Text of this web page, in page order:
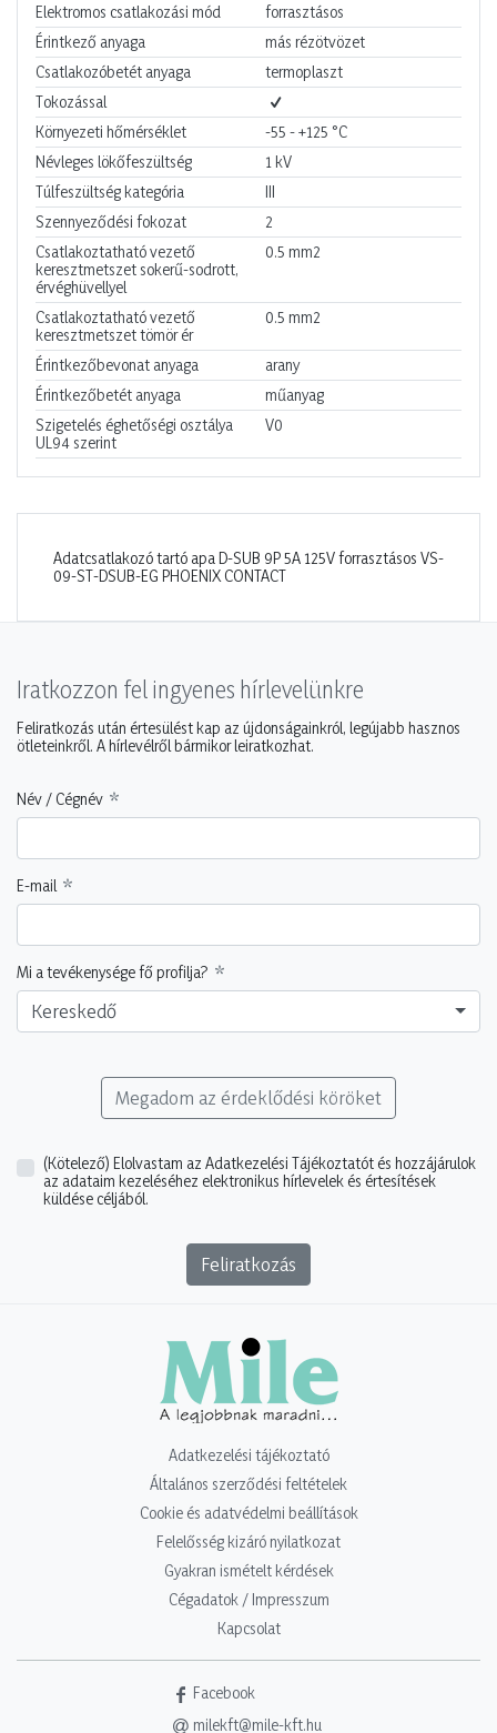
Elektromos csatlakozási mód
forrasztásos
Érintkező anyaga
más rézötvözet
Csatlakozóbetét anyaga
termoplaszt
Tokozással
Környezeti hőmérséklet
-55 - +125 °C
Névleges lökőfeszültség
1 kV
Túlfeszültség kategória
III
Szennyeződési fokozat
2
Csatlakoztatható vezető
keresztmetszet sokerű-sodrott,
érvéghüvellyel
0.5 mm2
Csatlakoztatható vezető
keresztmetszet tömör ér
0.5 mm2
Érintkezőbevonat anyaga
arany
Érintkezőbetét anyaga
műanyag
Szigetelés éghetőségi osztálya
UL94 szerint
V0
Adatcsatlakozó tartó apa D-SUB 9P 5A 125V forrasztásos VS-
09-ST-DSUB-EG PHOENIX CONTACT
Iratkozzon fel ingyenes hírlevelünkre
Feliratkozás után értesülést kap az újdonságainkról, legújabb hasznos
ötleteinkről. A hírlevélről bármikor leiratkozhat.
Név / Cégnév
E-mail
Mi a tevékenysége fő profilja?
Kereskedő
Megadom az érdeklődési köröket
(Kötelező) Elolvastam az Adatkezelési Tájékoztatót és hozzájárulok
az adataim kezeléséhez elektronikus hírlevelek és értesítések
küldése céljából.
Feliratkozás
Adatkezelési tájékoztató
Általános szerződési feltételek
Cookie és adatvédelmi beállítások
Felelősség kizáró nyilatkozat
Gyakran ismételt kérdések
Cégadatok / Impresszum
Kapcsolat
Facebook
milekft@mile-kft.hu